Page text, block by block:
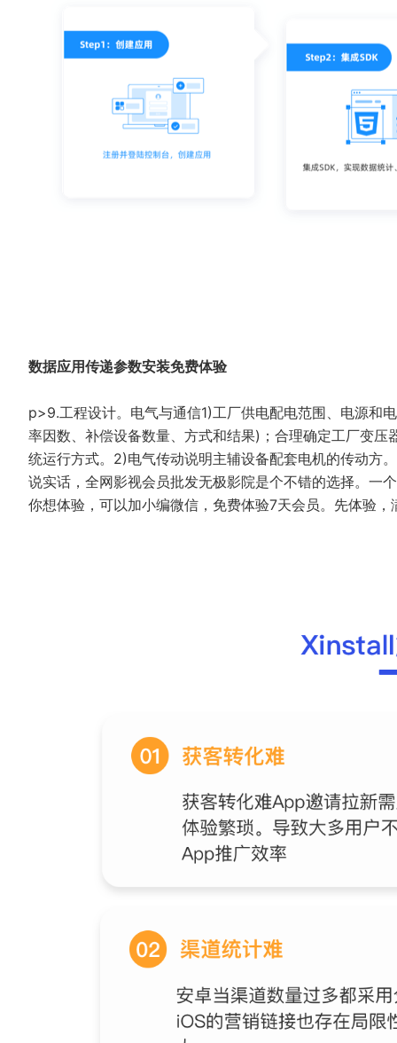
数据应用传递参数安装免费体验
p>9.工程设计。电气与通信1)工厂供电配电范围、电源和
率因数、补偿设备数量、方式和结果)；合理确定工厂变
统运行方式。2)电气传动说明主辅设备配套电机的传动方。
说实话，全网影视会员批发无极影院是个不错的选择。一
你想体验，可以加小编微信，免费体验7天会员。先体验，